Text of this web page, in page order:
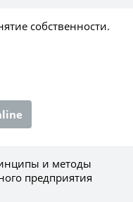
собственности.
и методы
предприятия